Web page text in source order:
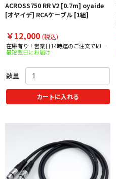
ACROSS750 RR V2 [0.7m] oyaide
[オヤイデ] RCAケーブル [1組]
￥12,000 (税込)
在庫有り！営業日14時迄のご注文で即日
出荷！
最短翌日にお届け
数量
カートに入れる